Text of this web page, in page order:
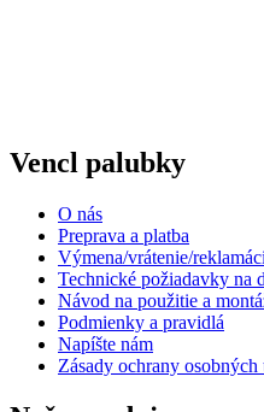
Vencl palubky
O nás
Preprava a platba
Výmena/vrátenie/
Technické požiadavky na
Návod na použitie a
Podmienky a pravidlá
Napíšte nám
Zásady ochrany osobných